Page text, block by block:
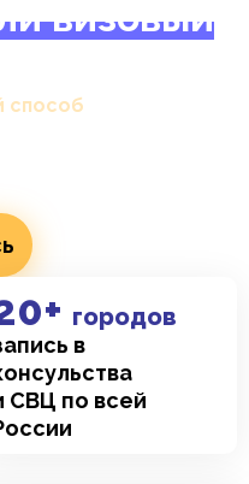
визовый
способ
в
СВЦ по всей
+ городов